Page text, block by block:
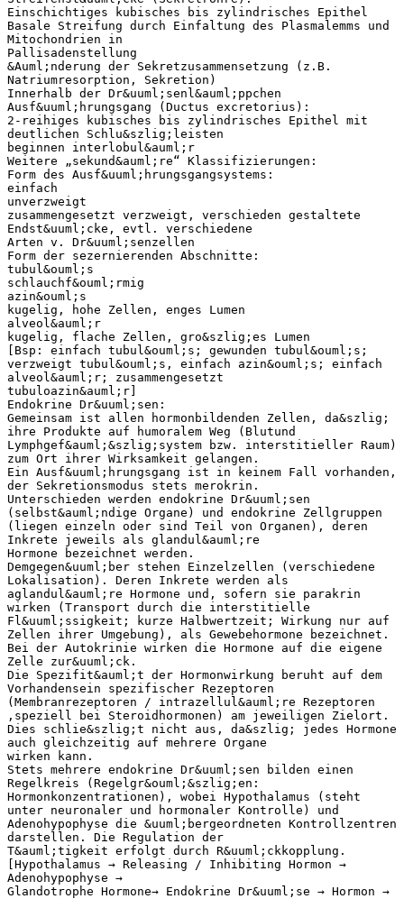
Einschichtiges kubisches bis zylindrisches Epithel
Basale Streifung durch Einfaltung des Plasmalemms und
Mitochondrien in
Pallisadenstellung
&Auml;nderung der Sekretzusammensetzung (z.B.
Natriumresorption, Sekretion)
Innerhalb der Dr&uuml;senl&auml;ppchen
Ausf&uuml;hrungsgang (Ductus excretorius):
2-reihiges kubisches bis zylindrisches Epithel mit
deutlichen Schlu&szlig;leisten
beginnen interlobul&auml;r
Weitere „sekund&auml;re“ Klassifizierungen:
Form des Ausf&uuml;hrungsgangsystems:
einfach
unverzweigt
zusammengesetzt verzweigt, verschieden gestaltete
Endst&uuml;cke, evtl. verschiedene
Arten v. Dr&uuml;senzellen
Form der sezernierenden Abschnitte:
tubul&ouml;s
schlauchf&ouml;rmig
azin&ouml;s
kugelig, hohe Zellen, enges Lumen
alveol&auml;r
kugelig, flache Zellen, gro&szlig;es Lumen
[Bsp: einfach tubul&ouml;s; gewunden tubul&ouml;s;
verzweigt tubul&ouml;s, einfach azin&ouml;s; einfach
alveol&auml;r; zusammengesetzt
tubuloazin&auml;r]
Endokrine Dr&uuml;sen:
Gemeinsam ist allen hormonbildenden Zellen, da&szlig;
ihre Produkte auf humoralem Weg (Blutund
Lymphgef&auml;&szlig;system bzw. interstitieller Raum)
zum Ort ihrer Wirksamkeit gelangen.
Ein Ausf&uuml;hrungsgang ist in keinem Fall vorhanden,
der Sekretionsmodus stets merokrin.
Unterschieden werden endokrine Dr&uuml;sen
(selbst&auml;ndige Organe) und endokrine Zellgruppen
(liegen einzeln oder sind Teil von Organen), deren
Inkrete jeweils als glandul&auml;re
Hormone bezeichnet werden.
Demgegen&uuml;ber stehen Einzelzellen (verschiedene
Lokalisation). Deren Inkrete werden als
aglandul&auml;re Hormone und, sofern sie parakrin
wirken (Transport durch die interstitielle
Fl&uuml;ssigkeit; kurze Halbwertzeit; Wirkung nur auf
Zellen ihrer Umgebung), als Gewebehormone bezeichnet.
Bei der Autokrinie wirken die Hormone auf die eigene
Zelle zur&uuml;ck.
Die Spezifit&auml;t der Hormonwirkung beruht auf dem
Vorhandensein spezifischer Rezeptoren
(Membranrezeptoren / intrazellul&auml;re Rezeptoren
,speziell bei Steroidhormonen) am jeweiligen Zielort.
Dies schlie&szlig;t nicht aus, da&szlig; jedes Hormone
auch gleichzeitig auf mehrere Organe
wirken kann.
Stets mehrere endokrine Dr&uuml;sen bilden einen
Regelkreis (Regelgr&ouml;&szlig;en:
Hormonkonzentrationen), wobei Hypothalamus (steht
unter neuronaler und hormonaler Kontrolle) und
Adenohypophyse die &uuml;bergeordneten Kontrollzentren
darstellen. Die Regulation der
T&auml;tigkeit erfolgt durch R&uuml;ckkopplung.
[Hypothalamus → Releasing / Inhibiting Hormon →
Adenohypophyse →
Glandotrophe Hormone→ Endokrine Dr&uuml;se → Hormon →